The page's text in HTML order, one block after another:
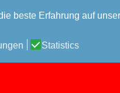
beste Erfahrung auf
Statistics